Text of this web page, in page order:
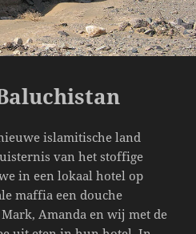
islamitische land
van het stoffige
in een lokaal hotel op
maffia een douche
Amanda en wij met de